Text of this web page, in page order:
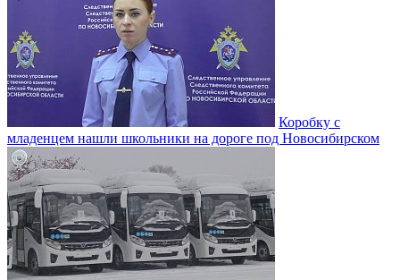
Коробку с
младенцем нашли школьники на дороге под Новосибирском